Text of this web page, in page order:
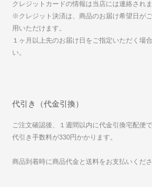
クレジットカードの情報は当店には連絡され
※クレジット決済は、商品のお届け希望日が
用いただけます。
１ヶ月以上先のお届け日をご指定いただく場
い。
代引き（代金引換）
ご注文確認後、１週間以内に代金引換宅配便
代引き手数料が330円かかります。
商品到着時に商品代金と送料をお支払いくださ